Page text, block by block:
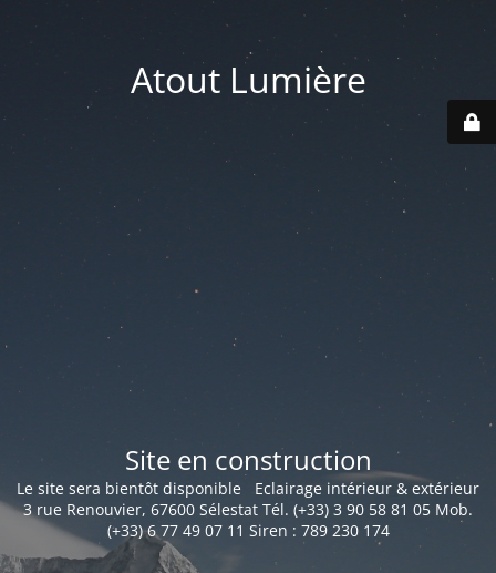
Atout Lumière
Site en construction
Le site sera bientôt disponible Eclairage intérieur & extérieur
3 rue Renouvier, 67600 Sélestat Tél. (+33) 3 90 58 81 05 Mob.
(+33) 6 77 49 07 11 Siren : 789 230 174